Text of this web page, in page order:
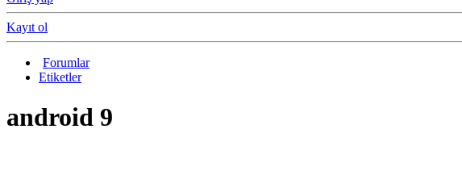
Kayıt ol
Forumlar
Etiketler
android 9